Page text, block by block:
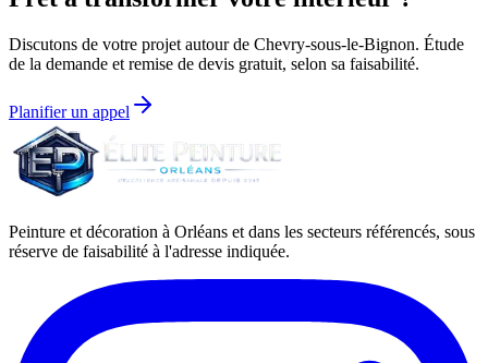
Discutons de votre projet autour de Chevry-sous-le-Bignon. Étude
de la demande et remise de devis gratuit, selon sa faisabilité.
Planifier un appel
Peinture et décoration à Orléans et dans les secteurs référencés, sous
réserve de faisabilité à l'adresse indiquée.